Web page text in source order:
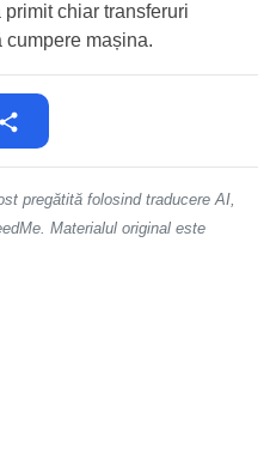
chiar transferuri
cumpere mașina.
pregătită folosind traducere AI,
Materialul original este